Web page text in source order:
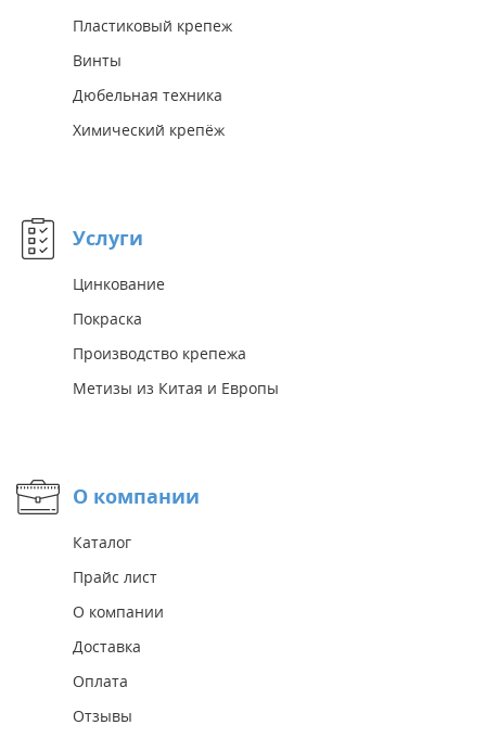
Пластиковый крепеж
Винты
Дюбельная техника
Химический крепёж
Услуги
Цинкование
Покраска
Производство крепежа
Метизы из Китая и Европы
О компании
Каталог
Прайс лист
О компании
Доставка
Оплата
Отзывы